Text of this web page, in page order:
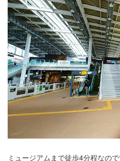
ミュージアムまで徒歩4分程なの